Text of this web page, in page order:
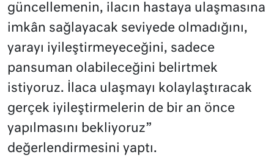
güncellemenin, ilacın hastaya ulaşmasına
imkân sağlayacak seviyede olmadığını,
yarayı iyileştirmeyeceğini, sadece
pansuman olabileceğini belirtmek
istiyoruz. İlaca ulaşmayı kolaylaştıracak
gerçek iyileştirmelerin de bir an önce
yapılmasını bekliyoruz”
değerlendirmesini yaptı.